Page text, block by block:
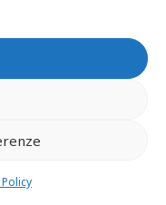
ctu)
il